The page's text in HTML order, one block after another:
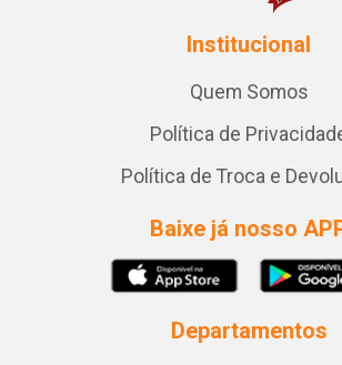
Institucional
Quem Somos
Política de
Política de Troca e
Baixe já nosso
Departamentos